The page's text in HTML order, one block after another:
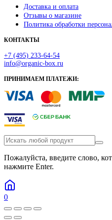
Доставка и оплата
Отзывы о магазине
Политика обработки
КОНТАКТЫ
+7 (495) 233-64-54
info@organic-box.ru
ПРИНИМАЕМ ПЛАТЕЖИ:
Пожалуйста, введите слово,
нажмите Enter.
0